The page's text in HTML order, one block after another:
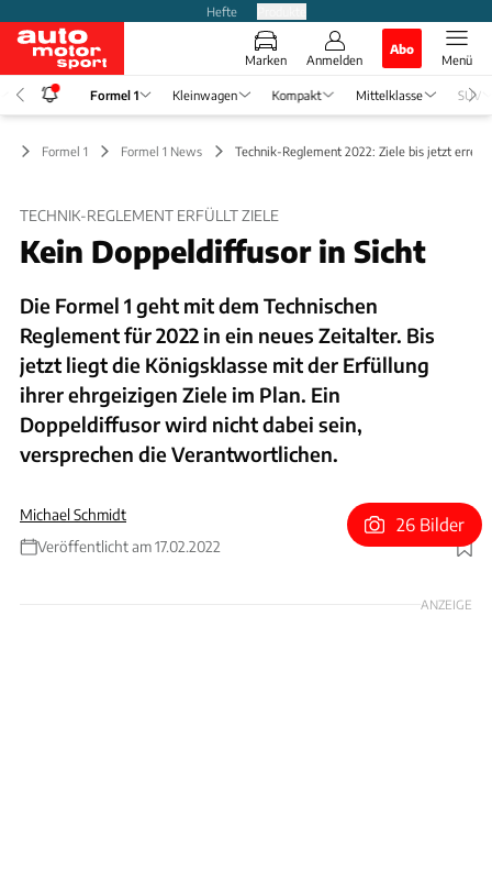
Hefte
Marken Anmelden
Abo
Menü
Formel 1 Kleinwagen Kompakt Mittelklasse SUV
Formel 1 Formel 1 News Technik-Reglement 2022: Ziele bis jetzt
TECHNIK-REGLEMENT ERFÜLLT ZIELE
Kein Doppeldiffusor in Sicht
Die Formel 1 geht mit dem Technischen
Reglement für 2022 in ein neues Zeitalter. Bis
jetzt liegt die Königsklasse mit der Erfüllung
ihrer ehrgeizigen Ziele im Plan. Ein
Doppeldiffusor wird nicht dabei sein,
versprechen die Verantwortlichen.
Michael Schmidt
Veröffentlicht am 17.02.2022
Foto: FOM
26 Bilder
ANZEIGE